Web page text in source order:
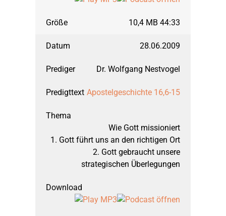
10,4 MB 44:33
28.06.2009
Dr. Wolfgang Nestvogel
Apostelgeschichte 16,6-15
Wie Gott missioniert
1. Gott führt uns an den richtigen Ort
2. Gott gebraucht unsere
strategischen Überlegungen